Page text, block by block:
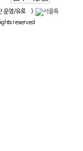
운영/유료
)
reserved